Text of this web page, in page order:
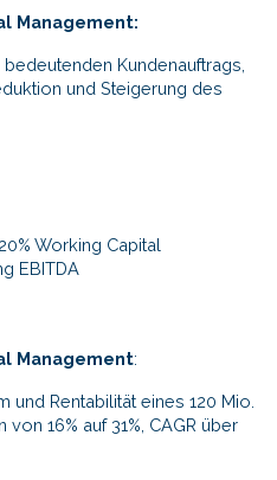
Management:
Kundenauftrags,
und Steigerung des
Working Capital
EBITDA
Management:
und Rentabilität eines 120 Mio.
16% auf 31%, CAGR über